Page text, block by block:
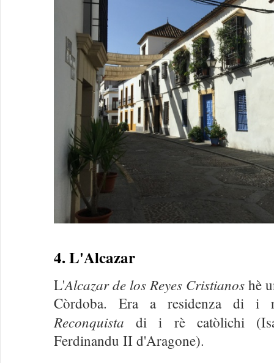
4. L'Alcazar
L'Alcazar de los Reyes Cristianoshè
Còrdoba. Era a residenza di i
Reconquista di i rè catòlichi
Ferdinandu II d'Aragone).